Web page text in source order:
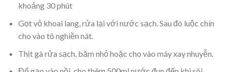
khoảng 30 phút
Gọt vỏ khoai lang, rửa lại với nước sạch. Sau đó luộc chín
cho vào tô nghiền nát.
Thịt gà rửa sạch, băm nhỏ hoặc cho vào máy xay nhuyễn.